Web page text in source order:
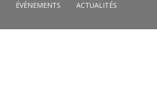
ÉVÈNEMENTS ACTUALITÉS